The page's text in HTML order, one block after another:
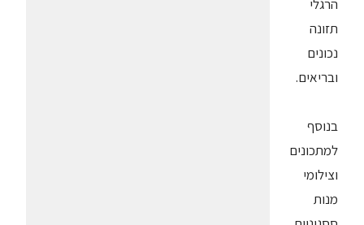
הרגלי
תזונה
נכונים
ובריאים.
בנוסף
למתכונים
וצילומי
מנות